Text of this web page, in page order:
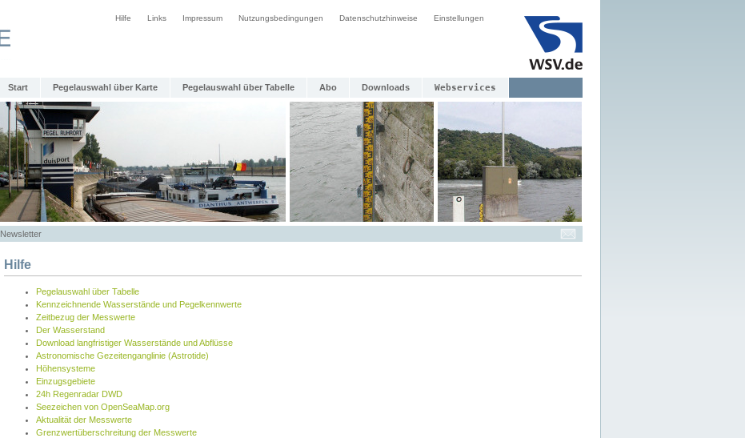
Hilfe Links Impressum Nutzungsbedingungen Datenschutzhinweise Einstellungen
Start Pegelauswahl über Karte Pegelauswahl über Tabelle Abo Downloads Webservices
Newsletter
Hilfe
Pegelauswahl über Tabelle
Kennzeichnende Wasserstände und Pegelkennwerte
Zeitbezug der Messwerte
Der Wasserstand
Download langfristiger Wasserstände und Abflüsse
Astronomische Gezeitenganglinie (Astrotide)
Höhensysteme
Einzugsgebiete
24h Regenradar DWD
Seezeichen von OpenSeaMap.org
Aktualität der Messwerte
Grenzwertüberschreitung der Messwerte